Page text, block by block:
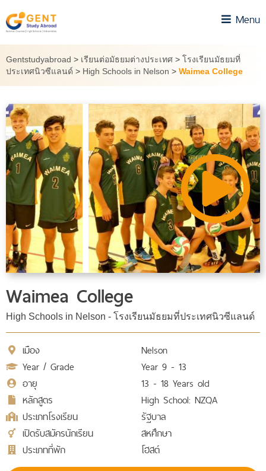
to
content
Menu
Gentstudyabroad > เรียนต่อมัธยมต่างประเทศ > โรงเรียนมัธยมที่
ประเทศนิวซีแลนด์ > High Schools in Nelson > Waimea College
Waimea College
High Schools in Nelson - โรงเรียนมัธยมที่ประเทศนิวซีแลนด์
เมือง
Nelson
Year / Grade
Year 9 - 13
อายุ
13 - 18 Years old
หลักสูตร
High School: NZQA
ประเภทโรงเรียน
รัฐบาล
เปิดรับสมัครนักเรียน
สหศึกษา
ประเภทที่พัก
โฮสต์